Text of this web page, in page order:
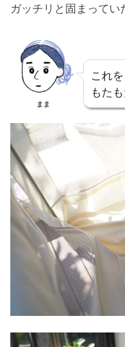
ガッチリと固まってい
まま
これ
もた